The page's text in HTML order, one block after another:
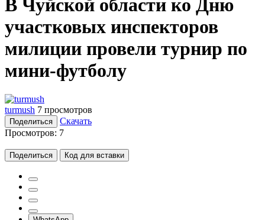
В Чуйской области ко Дню
участковых инспекторов
милиции провели турнир по
мини-футболу
turmush 7 просмотров
Поделиться
Скачать
Просмотров: 7
Поделиться Код для вставки